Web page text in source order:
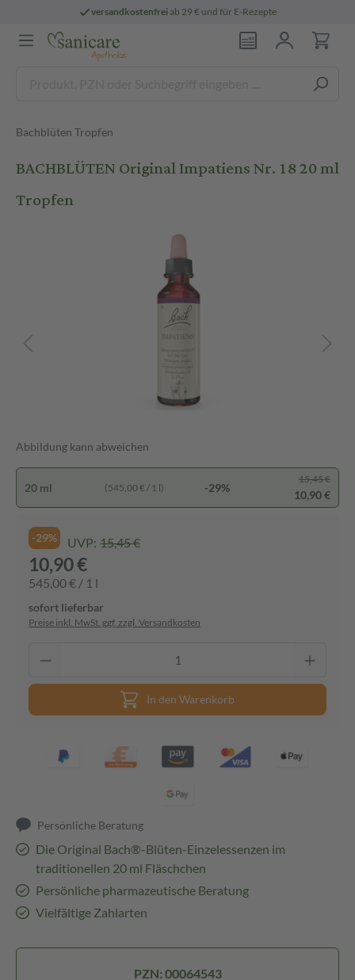
versandkostenfreiab 29 € und für E-Rezepte
Bachblüten Tropfen
BACHBLÜTEN Original Impatiens Nr. 18 20 ml
Tropfen
Abbildung kann abweichen
20 ml (545,00 € / 1 l) -29%
15,45 €
10,90 €
-29% UVP: 15,45 €
10,90 €
545,00 € / 1 l
sofort lieferbar
Preise inkl. MwSt. ggf. zzgl. Versandkosten
In den Warenkorb
Persönliche Beratung
Die Original Bach®-Blüten-Einzelessenzen im
traditionellen 20 ml Fläschchen
Persönliche pharmazeutische Beratung
Vielfältige Zahlarten
PZN: 00064543